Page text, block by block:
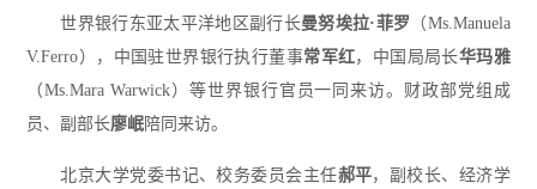
世界银行东亚太平洋地区副行长曼努埃拉·菲罗 （Ms.Manuela
V.Ferro），中国驻世界银行执行董事常军红，中国局局长华玛雅
（Ms.Mara Warwick）等世界银行官员一同来访。财政部党组成
员、副部长廖岷陪同来访。
北京大学党委书记、校务委员会主任郝平，副校长、经济学